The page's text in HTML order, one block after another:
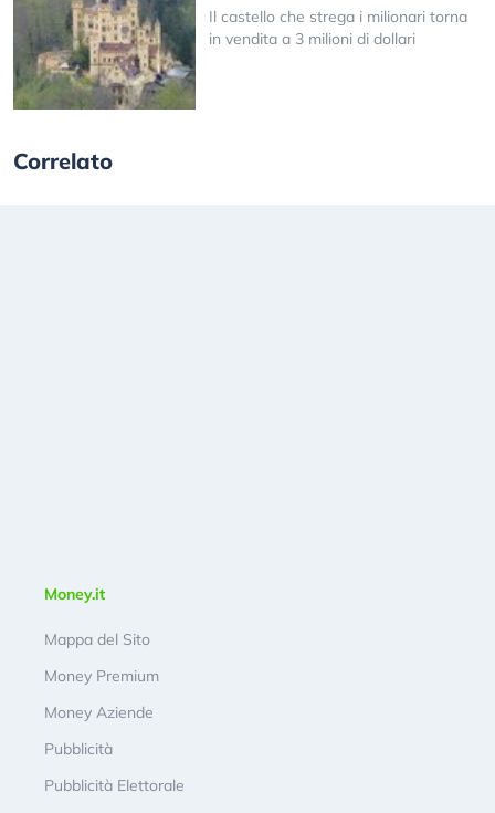
Il castello che strega i milionari torna
in vendita a 3 milioni di dollari
Correlato
Money.it
Mappa del Sito
Money Premium
Money Aziende
Pubblicità
Pubblicità Elettorale